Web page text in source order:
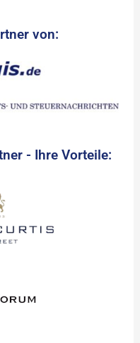
von:
- Ihre Vorteile: